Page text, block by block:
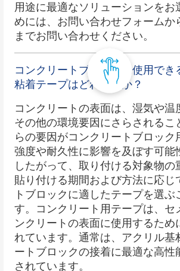
用途に最適なソリューションをお
めには、お問い合わせフォームか
までお問い合わせください。
コンクリートブロックに使用でき
粘着テープはどれですか？
コンクリートの表面は、湿気や温
その他の環境要因にさらされるこ
らの要因がコンクリートブロック
強度や耐久性に影響を及ぼす可能
したがって、取り付ける対象物の
貼り付ける期間および方法に応じ
トブロックに適したテープを選ぶ
す。コンクリート用テープは、セ
ンクリートの表面に使用するため
れています。通常は、アクリル基
ートブロックの接着に最適な高性
されています。